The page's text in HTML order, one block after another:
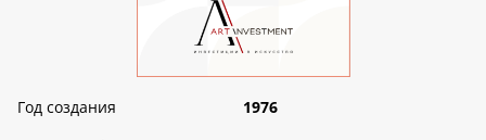
Год создания
1976